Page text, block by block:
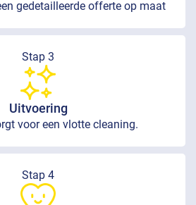
gedetailleerde offerte op maat
Stap 3
Uitvoering
voor een vlotte cleaning.
Stap 4